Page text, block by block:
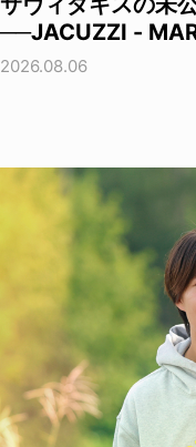
──JACUZZI -
2026.08.06